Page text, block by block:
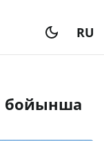
RU
бойынша